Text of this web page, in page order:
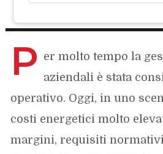
P er molto tempo la
aziendali è stata
operativo. Oggi, in uno
costi energetici molto
margini, requisiti